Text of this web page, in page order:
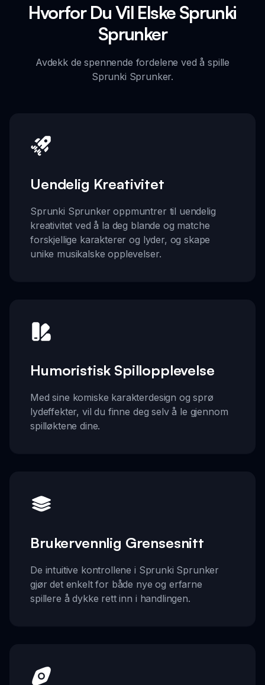
Hvorfor Du Vil Elske Sprunki
Sprunker
Avdekk de spennende fordelene ved å spille
Sprunki Sprunker.
Uendelig Kreativitet
Sprunki Sprunker oppmuntrer til uendelig
kreativitet ved å la deg blande og matche
forskjellige karakterer og lyder, og skape
unike musikalske opplevelser.
Humoristisk Spillopplevelse
Med sine komiske karakterdesign og sprø
lydeffekter, vil du finne deg selv å le gjennom
spilløktene dine.
Brukervennlig Grensesnitt
De intuitive kontrollene i Sprunki Sprunker
gjør det enkelt for både nye og erfarne
spillere å dykke rett inn i handlingen.